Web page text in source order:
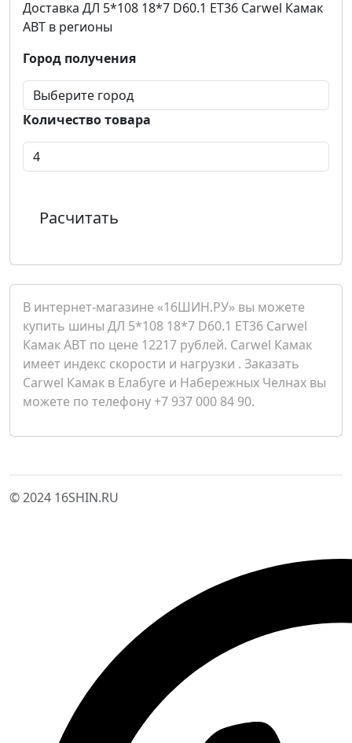
Доставка ДЛ 5*108 18*7 D60.1 ET36 Carwel Камак
ABT в регионы
Город получения
Количество товара
Расчитать
В интернет-магазине «16ШИН.РУ» вы можете
купить шины ДЛ 5*108 18*7 D60.1 ET36 Carwel
Камак ABT по цене 12217 рублей. Carwel Камак
имеет индекс скорости и нагрузки . Заказать
Carwel Камак в Елабуге и Набережных Челнах вы
можете по телефону +7 937 000 84 90.
© 2024 16SHIN.RU